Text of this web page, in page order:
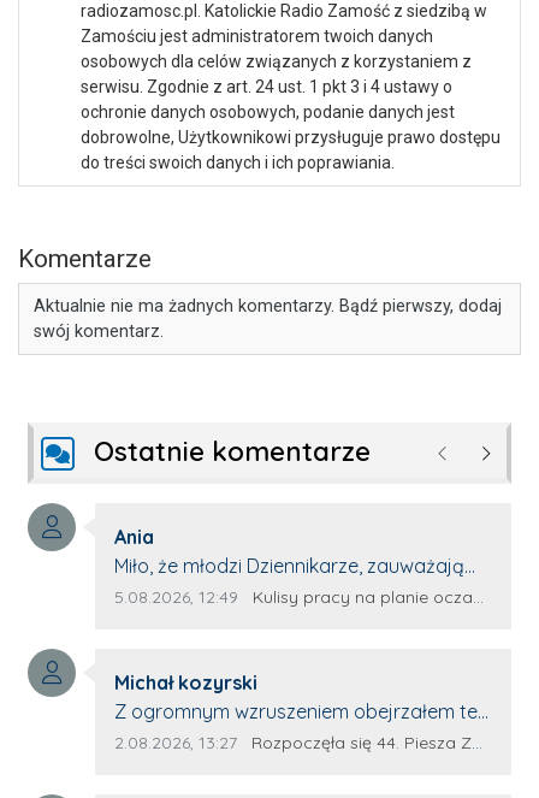
radiozamosc.pl. Katolickie Radio Zamość z siedzibą w
Zamościu jest administratorem twoich danych
osobowych dla celów związanych z korzystaniem z
serwisu. Zgodnie z art. 24 ust. 1 pkt 3 i 4 ustawy o
ochronie danych osobowych, podanie danych jest
dobrowolne, Użytkownikowi przysługuje prawo dostępu
do treści swoich danych i ich poprawiania.
Komentarze
Aktualnie nie ma żadnych komentarzy. Bądź pierwszy, dodaj
swój komentarz.
Ostatnie komentarze Poprzednie
Autor komentarza:
Ania
Treść komentarza:
Miło, że młodzi Dziennikarze, zauważają
młode talenty, które dopiero wkraczają
z nim wywiad, który przeprowadzi Pan
Artur.
Data dodania komentarza:
5.08.2026, 12:49 Źródło komentarza:
Kulisy pracy na planie oczami młodego filmowca
Autor komentarza:
Michał kozyrski
Treść komentarza:
Z ogromnym wzruszeniem obejrzałem ten
materiał. ❤️ Jestem naprawdę dumny z
Data dodania komentarza:
2.08.2026, 13:27 Źródło komentarza:
Rozpoczęła się 44. Piesza Zamojsko-Lubaczowska Pielgrzymka na Jasną Górę!